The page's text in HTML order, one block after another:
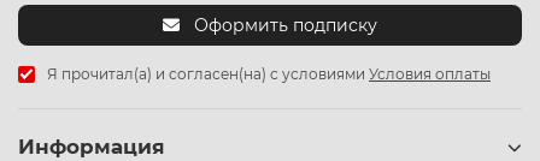
Оформить подписку
Я прочитал(а) и согласен(на) с условиями Условия оплаты
Информация